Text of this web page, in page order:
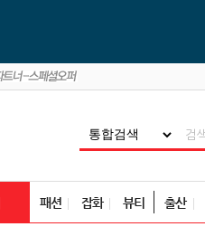
패션 잡화 뷰티 출산